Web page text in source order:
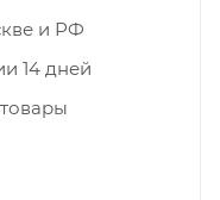
и РФ
14 дней